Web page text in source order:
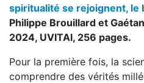
spiritualité se rejoignent, le
Philippe Brouillard et
2024, UVITAl, 256 pages.
Pour la première fois, la
comprendre des vérités